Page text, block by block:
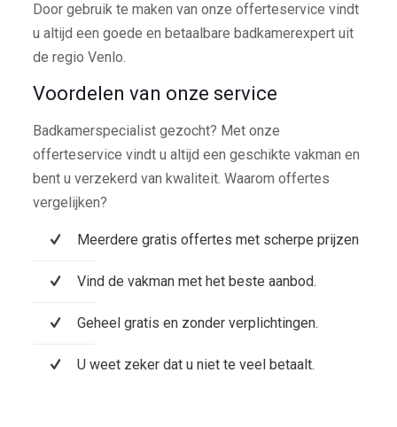
Door gebruik te maken van onze offerteservice vindt
u altijd een goede en betaalbare badkamerexpert uit
de regio Venlo.
Voordelen van onze service
Badkamerspecialist gezocht? Met onze
offerteservice vindt u altijd een geschikte vakman en
bent u verzekerd van kwaliteit. Waarom offertes
vergelijken?
Meerdere gratis offertes met scherpe prijzen
Vind de vakman met het beste aanbod.
Geheel gratis en zonder verplichtingen.
U weet zeker dat u niet te veel betaalt.